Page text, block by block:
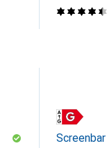
Screenbar